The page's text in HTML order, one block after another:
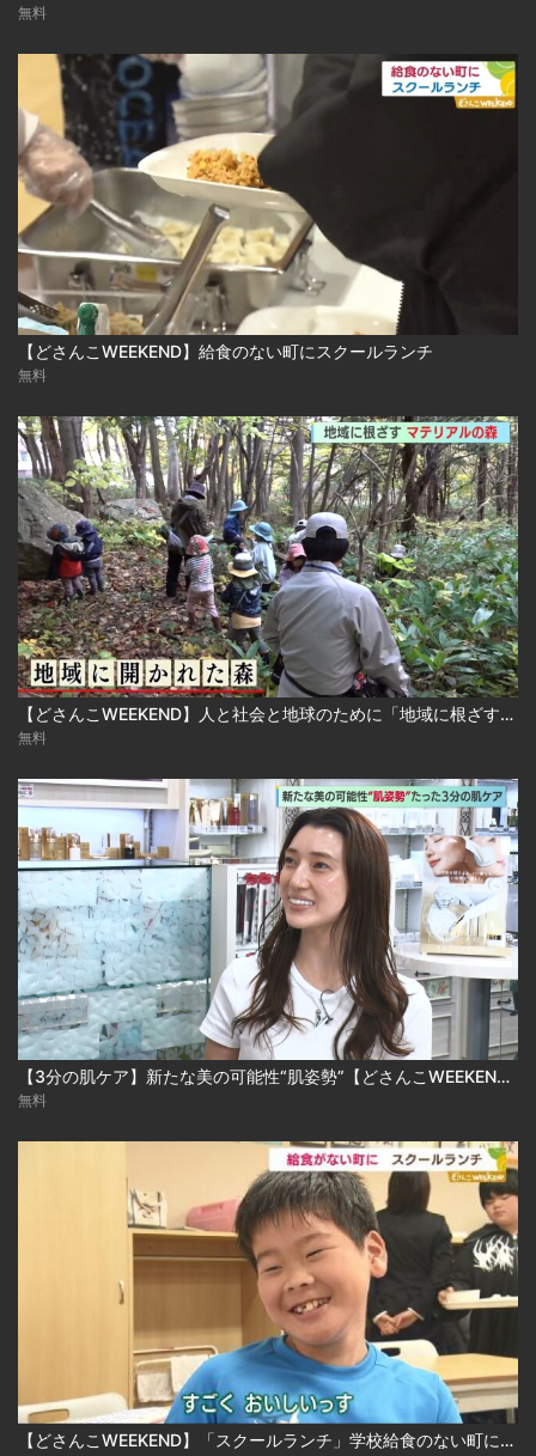
無料
【どさんこWEEKEND】給食のない町にスクールランチ
無料
【どさんこWEEKEND】人と社会と地球のために「地域に根ざす！マテリアルの森」
無料
【3分の肌ケア】新たな美の可能性“肌姿勢”【どさんこWEEKEND】
無料
【どさんこWEEKEND】「スクールランチ」学校給食のない町に温かい食事を届けたい、子どもたちの笑顔のために…＜コープさっぽろ＞の取り組み！